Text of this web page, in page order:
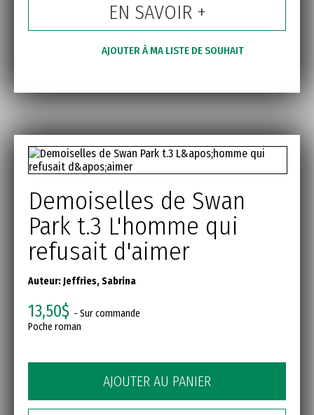
EN SAVOIR +
AJOUTER À MA LISTE DE SOUHAIT
Demoiselles de Swan
Park t.3 L'homme qui
refusait d'aimer
Auteur:Jeffries, Sabrina
13,50$ - Sur commande
Poche roman
AJOUTER AU PANIER